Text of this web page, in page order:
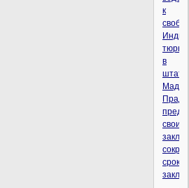
к
в
штате
своим
срок